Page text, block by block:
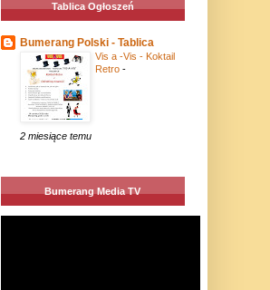
Tablica Ogłoszeń
Bumerang Polski - Tablica
Vis a -Vis - Koktail
Retro -
2 miesiące temu
Bumerang Media TV